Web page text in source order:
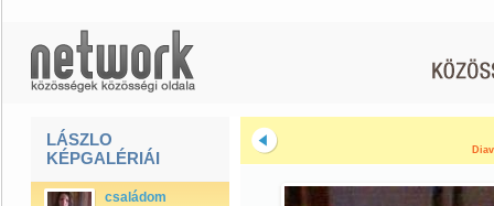
LÁSZLO
KÉPGALÉRIÁI
családom